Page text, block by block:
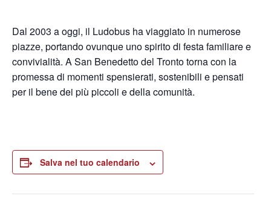
Dal 2003 a oggi, il Ludobus ha viaggiato in numerose
piazze, portando ovunque uno spirito di festa familiare e
convivialità. A San Benedetto del Tronto torna con la
promessa di momenti spensierati, sostenibili e pensati
per il bene dei più piccoli e della comunità.
Salva nel tuo calendario